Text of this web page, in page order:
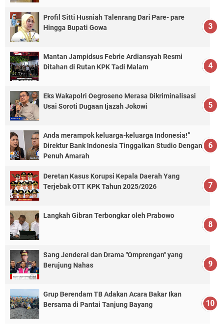
Profil Sitti Husniah Talenrang Dari Pare- pare
Hingga Bupati Gowa
Mantan Jampidsus Febrie Ardiansyah Resmi
Ditahan di Rutan KPK Tadi Malam
Eks Wakapolri Oegroseno Merasa Dikriminalisasi
Usai Soroti Dugaan Ijazah Jokowi
Anda merampok keluarga-keluarga Indonesia!”
Direktur Bank Indonesia Tinggalkan Studio Dengan
Penuh Amarah
Deretan Kasus Korupsi Kepala Daerah Yang
Terjebak OTT KPK Tahun 2025/2026
Langkah Gibran Terbongkar oleh Prabowo
Sang Jenderal dan Drama "Omprengan" yang
Berujung Nahas
Grup Berendam TB Adakan Acara Bakar Ikan
Bersama di Pantai Tanjung Bayang